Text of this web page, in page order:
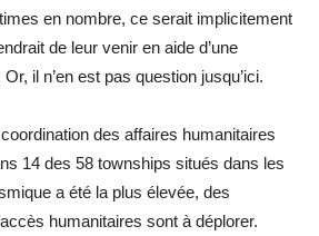
en nombre, ce serait implicitement
de leur venir en aide d’une
il n’en est pas question jusqu’ici.
des affaires humanitaires
14 des 58 townships situés dans les
a été la plus élevée, des
humanitaires sont à déplorer.